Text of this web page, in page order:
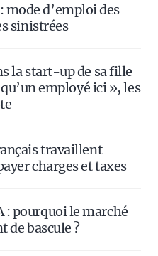
mode d’emploi des
sinistrées
la start-up de sa fille
employé ici », les
travaillent
charges et taxes
: pourquoi le marché
de bascule ?